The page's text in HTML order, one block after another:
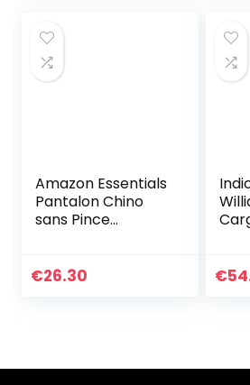
Amazon Essentials
Pantalon Chino
sans Pince
Gris, 32W / 34L
€26.30 €